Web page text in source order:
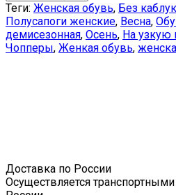
Теги: Женская обувь, Без
Полусапоги женские, Весна,
демисезонная, Осень, На узкую
Чопперы, Женкая обувь,
Доставка по России
Осуществляется